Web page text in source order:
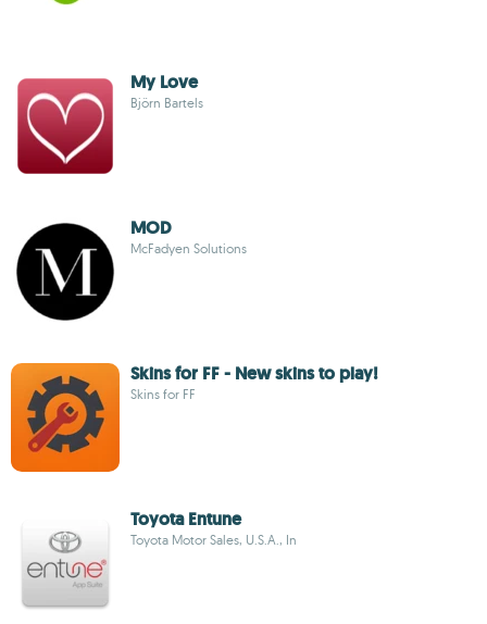
My Love
Björn Bartels
MOD
McFadyen Solutions
Skins for FF - New skins to play!
Skins for FF
Toyota Entune
Toyota Motor Sales, U.S.A., In